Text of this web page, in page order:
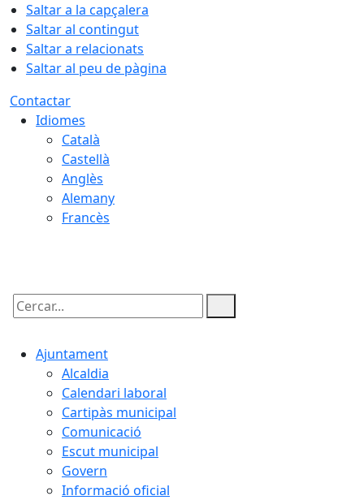
Saltar a la capçalera
Saltar al contingut
Saltar a relacionats
Saltar al peu de pàgina
Contactar
Idiomes
Català
Castellà
Anglès
Alemany
Francès
Cercar:
Ajuntament
Alcaldia
Calendari laboral
Cartipàs municipal
Comunicació
Escut municipal
Govern
Informació oficial